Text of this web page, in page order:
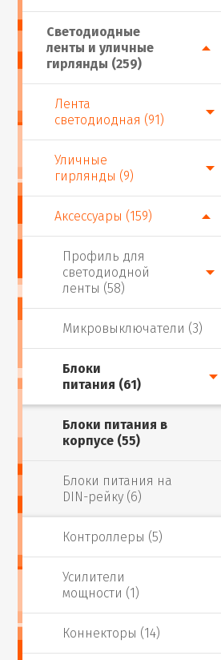
Светодиодные
ленты и уличные
гирлянды (259)
Лента
светодиодная (91)
Уличные
гирлянды (9)
Аксессуары (159)
Профиль для
светодиодной
ленты (58)
Микровыключатели (3)
Блоки
питания (61)
Блоки питания в
корпусе (55)
Блоки питания на
DIN-рейку (6)
Контроллеры (5)
Усилители
мощности (1)
Коннекторы (14)